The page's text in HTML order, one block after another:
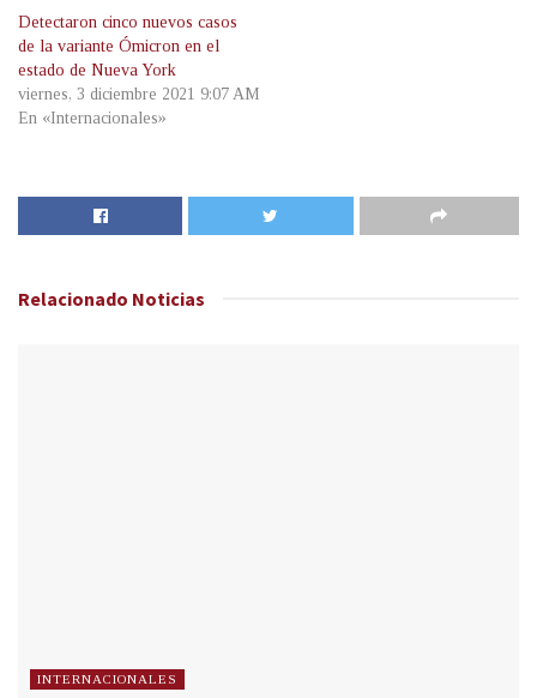
Detectaron cinco nuevos casos
de la variante Ómicron en el
estado de Nueva York
viernes, 3 diciembre 2021 9:07 AM
En «Internacionales»
Relacionado Noticias
INTERNACIONALES